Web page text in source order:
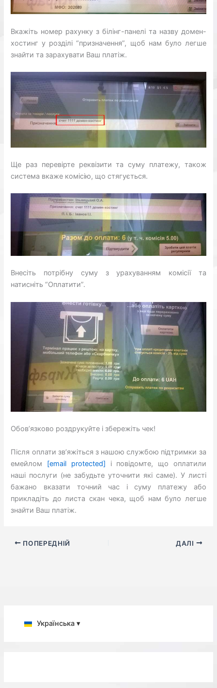
Вкажіть номер рахунку з білінг-панелі та назву домен-
хостинг у розділі “призначення”, щоб нам було легше
знайти та зарахувати Ваш платіж.
Ще раз перевірте реквізити та суму платежу, також
система вкаже комісію, що стягується.
Внесіть потрібну суму з урахуванням комісії та
натисніть “Оплатити”.
Обов’язково роздрукуйте і збережіть чек!
Після оплати зв’яжіться з нашою службою підтримки за
емейлом [email protected] і повідомте, що оплатили
наші послуги (не забудьте уточнити які саме). У листі
бажано вказати точний час і суму платежу або
прикладіть до листа скан чека, щоб нам було легше
знайти Ваш платіж.
ПОПЕРЕДНІЙ ДАЛІ
Українська ▾